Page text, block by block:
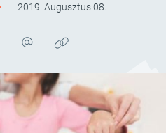
2019. Augusztus 08.